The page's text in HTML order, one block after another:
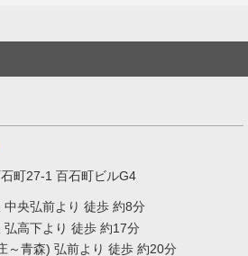
町27-1 百石町ビルG4
中央弘前より 徒歩 約8分
弘高下より 徒歩 約17分
～青森) 弘前より 徒歩 約20分